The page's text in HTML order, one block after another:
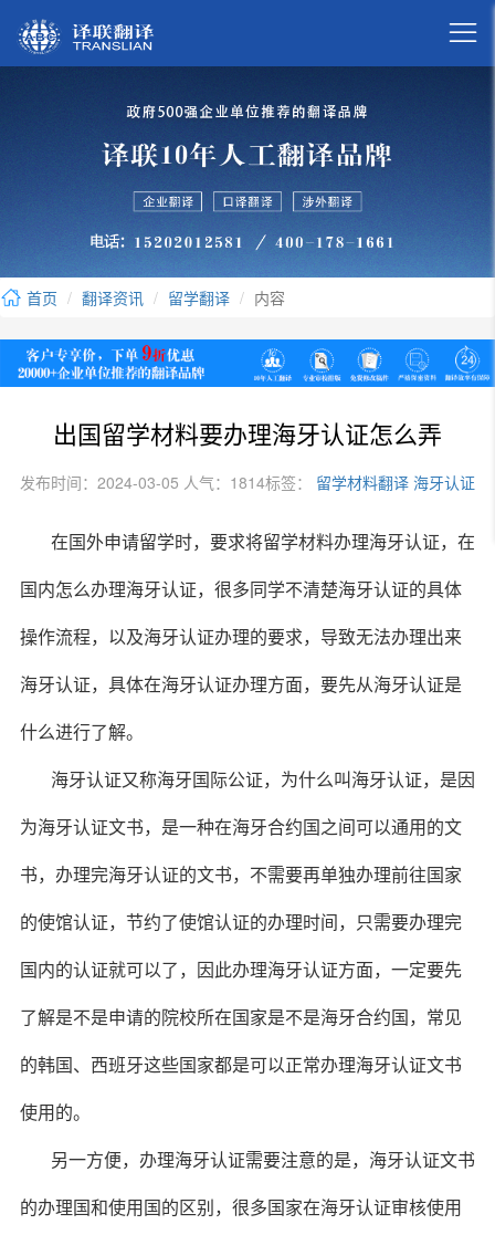

首页 翻译资讯 留学翻译 内容
出国留学材料要办理海牙认证怎么弄
发布时间：2024-03-05 人气：1814标签： 留学材料翻译 海牙认证
在国外申请留学时，要求将留学材料办理海牙认证，在
国内怎么办理海牙认证，很多同学不清楚海牙认证的具体
操作流程，以及海牙认证办理的要求，导致无法办理出来
海牙认证，具体在海牙认证办理方面，要先从海牙认证是
什么进行了解。
海牙认证又称海牙国际公证，为什么叫海牙认证，是因
为海牙认证文书，是一种在海牙合约国之间可以通用的文
书，办理完海牙认证的文书，不需要再单独办理前往国家
的使馆认证，节约了使馆认证的办理时间，只需要办理完
国内的认证就可以了，因此办理海牙认证方面，一定要先
了解是不是申请的院校所在国家是不是海牙合约国，常见
的韩国、西班牙这些国家都是可以正常办理海牙认证文书
使用的。
另一方便，办理海牙认证需要注意的是，海牙认证文书
的办理国和使用国的区别，很多国家在海牙认证审核使用